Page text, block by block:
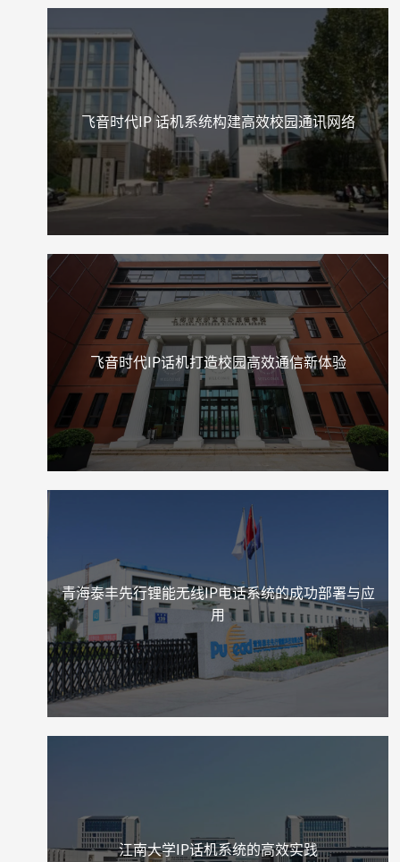
飞音时代IP 话机系统构建高效校园通讯网络
飞音时代IP话机打造校园高效通信新体验
青海泰丰先行锂能无线IP电话系统的成功部署与应
用
江南大学IP话机系统的高效实践